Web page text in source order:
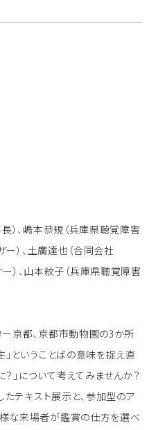
）、嶋本恭規（兵庫県聴覚障害
）、土廣達也（合同会社
）、山本紋子（兵庫県聴覚障害
京都、京都市動物園の3か所
」ということばの意味を捉え直
」について考えてみませんか？
テキスト展示と、参加型のア
様な来場者が鑑賞の仕方を選べ